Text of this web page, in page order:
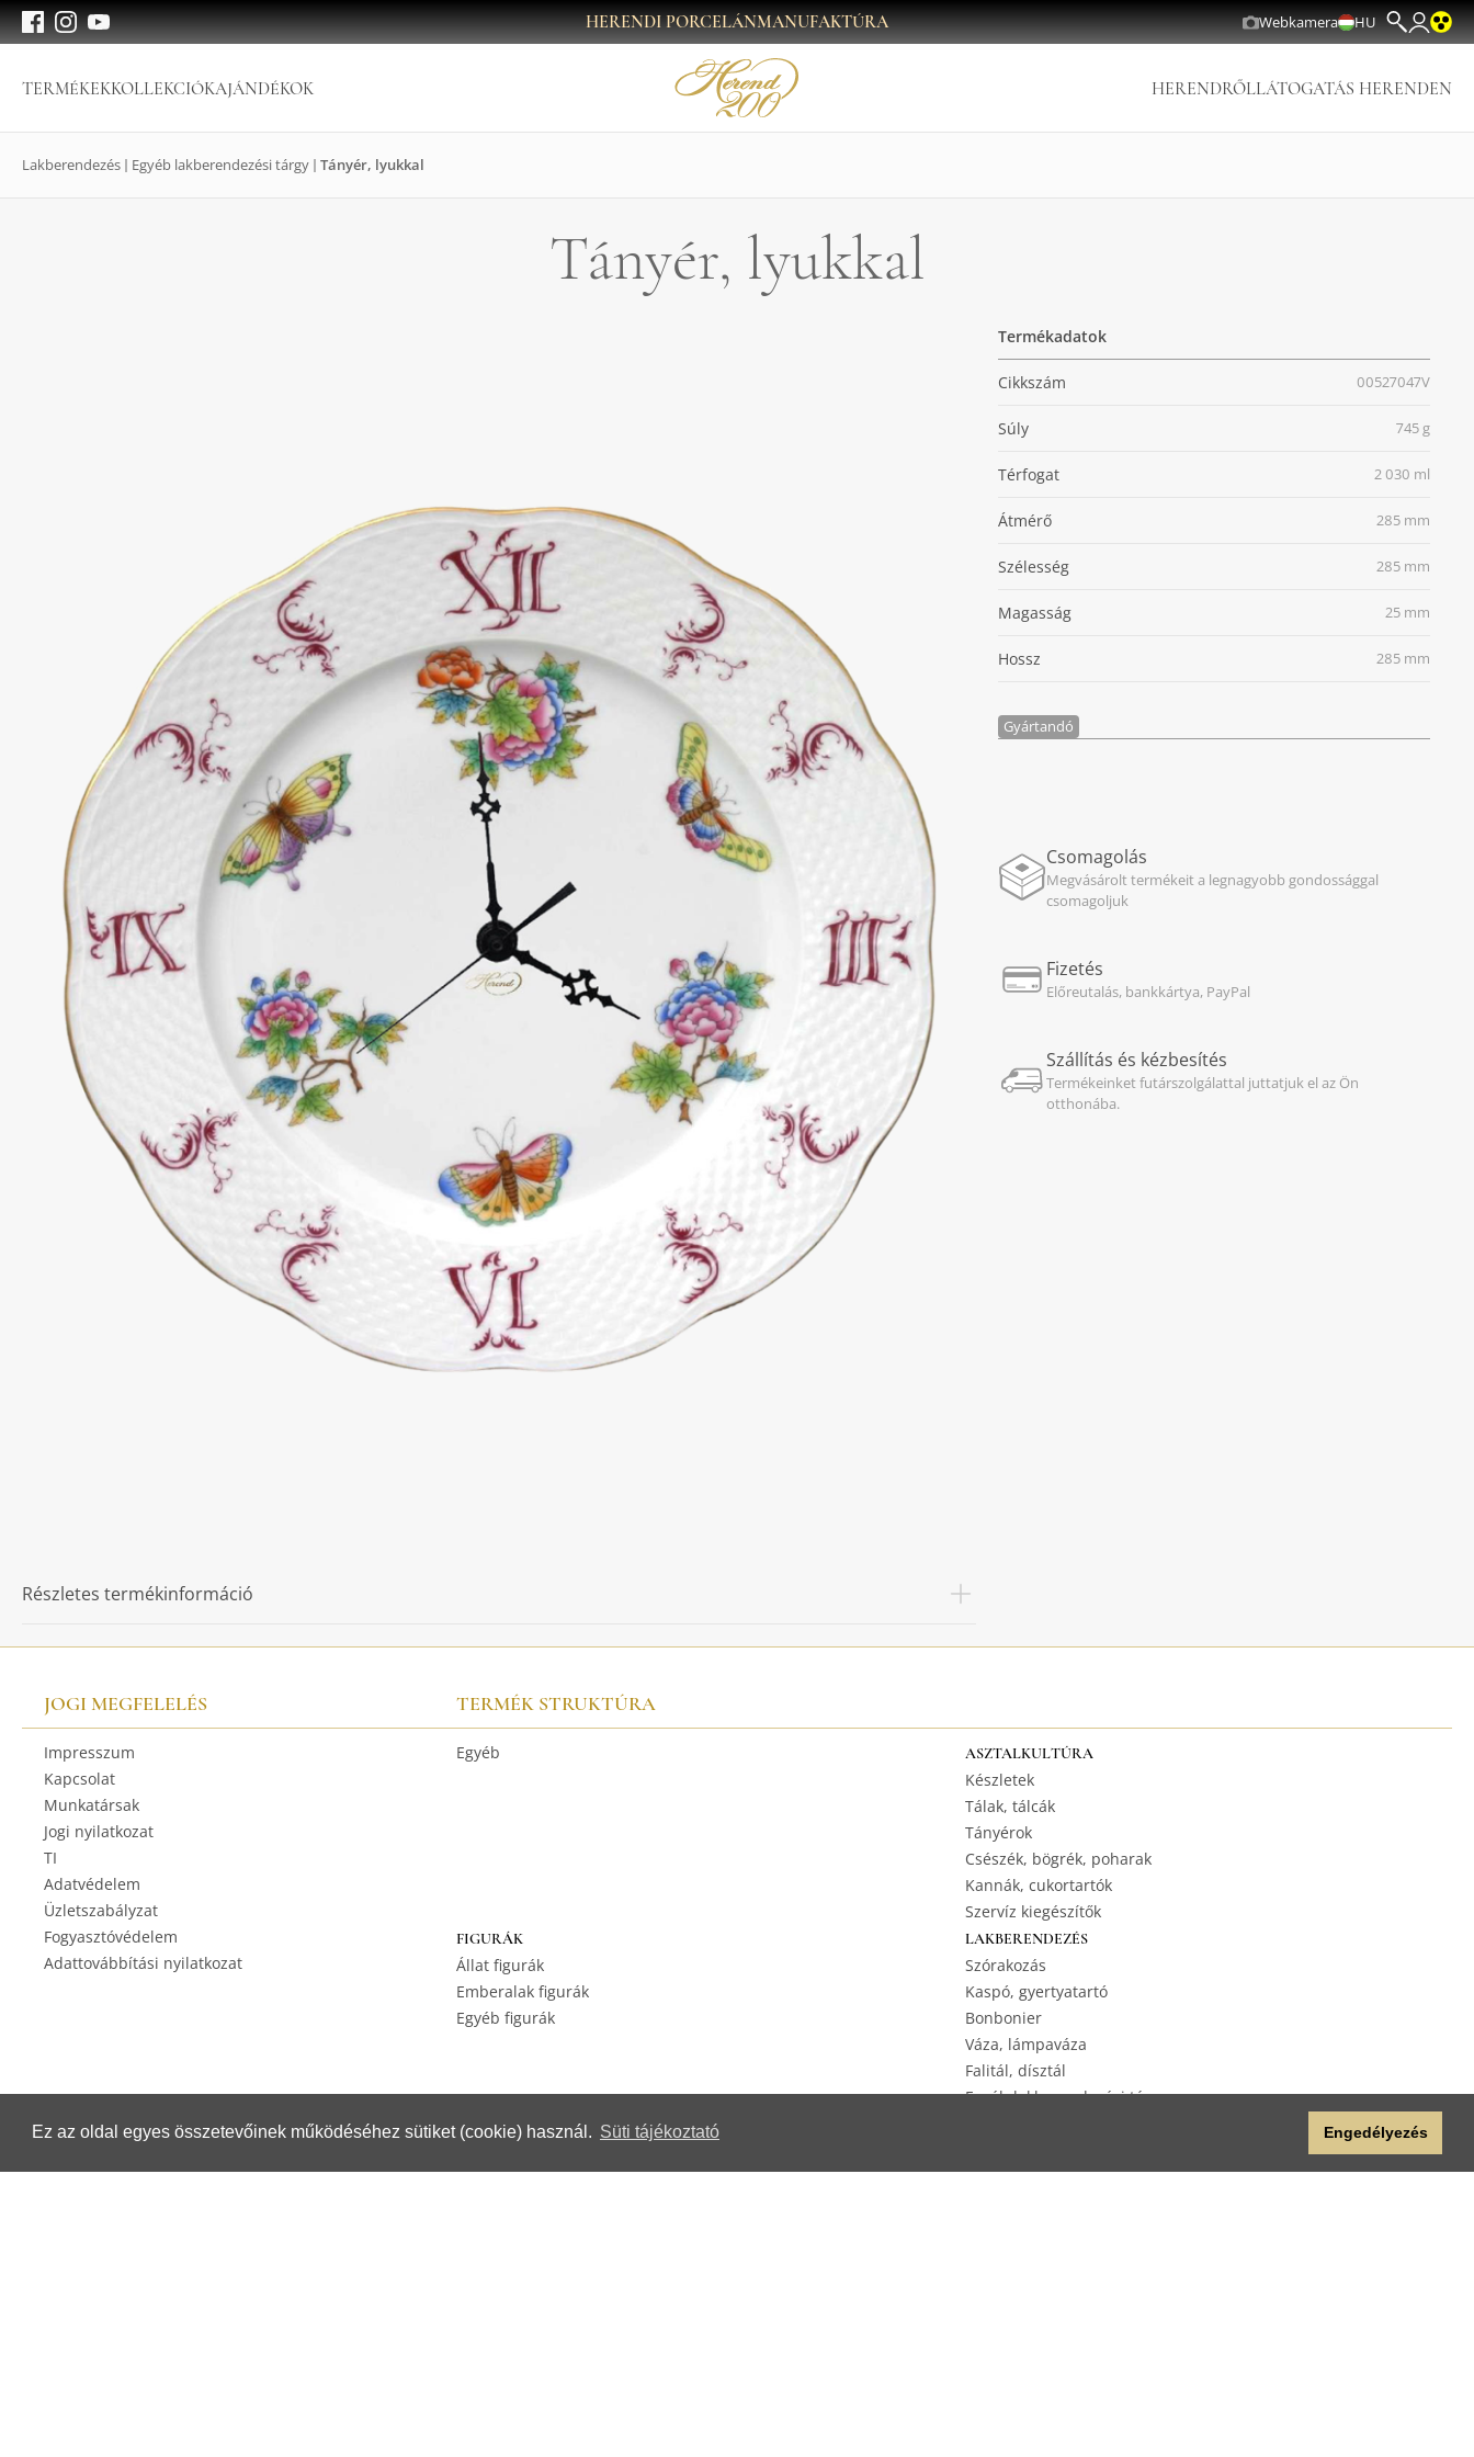
Ez az oldal egyes összetevőinek működéséhez sütiket (cookie) használ. Süti tájékoztató Engedélyezés
HERENDI PORCELÁNMANUFAKTÚRA Webkamera HU
TERMÉKEKKOLLEKCIÓKAJÁNDÉKOK HERENDRŐLLÁTOGATÁS HERENDEN
Lakberendezés Egyéb lakberendezési tárgy Tányér, lyukkal
Tányér, lyukkal
Részletes termékinformáció
Termékadatok
Cikkszám 00527047V
Súly 745 g
Térfogat 2 030 ml
Átmérő 285 mm
Szélesség 285 mm
Magasság 25 mm
Hossz 285 mm
Gyártandó
Csomagolás
Megvásárolt termékeit a legnagyobb gondossággal
csomagoljuk
Fizetés
Előreutalás, bankkártya, PayPal
Szállítás és kézbesítés
Termékeinket futárszolgálattal juttatjuk el az Ön
otthonába.
JOGI MEGFELELÉS
Impresszum
Kapcsolat
Munkatársak
Jogi nyilatkozat
TI
Adatvédelem
Üzletszabályzat
Fogyasztóvédelem
Adattovábbítási nyilatkozat
TERMÉK STRUKTÚRA
Egyéb ASZTALKULTÚRA
Készletek
Tálak, tálcák
Tányérok
Csészék, bögrék, poharak
Kannák, cukortartók
Szervíz kiegészítők
FIGURÁK
Állat figurák
Emberalak figurák
Egyéb figurák
LAKBERENDEZÉS
Szórakozás
Kaspó, gyertyatartó
Bonbonier
Váza, lámpaváza
Falitál, dísztál
Egyéb lakberendezési tárgy